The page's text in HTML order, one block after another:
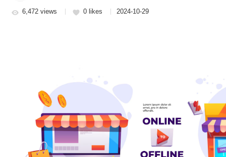
6,472 views 0 likes 2024-10-29